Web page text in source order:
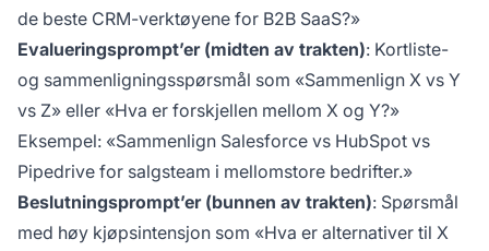
de beste CRM-verktøyene for B2B SaaS?»
Evalueringsprompt’er (midten av trakten): Kortliste-
og sammenligningsspørsmål som «Sammenlign X vs Y
vs Z» eller «Hva er forskjellen mellom X og Y?»
Eksempel: «Sammenlign Salesforce vs HubSpot vs
Pipedrive for salgsteam i mellomstore bedrifter.»
Beslutningsprompt’er (bunnen av trakten): Spørsmål
med høy kjøpsintensjon som «Hva er alternativer til X